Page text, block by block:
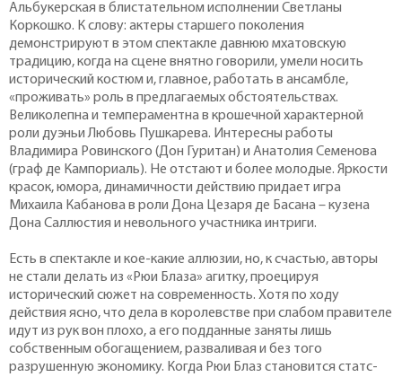
Альбукерская в блистательном исполнении Светланы
Коркошко. К слову: актеры старшего поколения
демонстрируют в этом спектакле давнюю мхатовскую
традицию, когда на сцене внятно говорили, умели носить
исторический костюм и, главное, работать в ансамбле,
«проживать» роль в предлагаемых обстоятельствах.
Великолепна и темпераментна в крошечной характерной
роли дуэньи Любовь Пушкарева. Интересны работы
Владимира Ровинского (Дон Гуритан) и Анатолия Семенова
(граф де Кампориаль). Не отстают и более молодые. Яркости
красок, юмора, динамичности действию придает игра
Михаила Кабанова в роли Дона Цезаря де Басана – кузена
Дона Саллюстия и невольного участника интриги.
Есть в спектакле и кое-какие аллюзии, но, к счастью, авторы
не стали делать из «Рюи Блаза» агитку, проецируя
исторический сюжет на современность. Хотя по ходу
действия ясно, что дела в ко­ролевстве при слабом правителе
идут из рук вон плохо, а его подданные заняты лишь
собственным обогащением, разваливая и без того
разрушенную экономику. Когда Рюи Блаз становится статс-